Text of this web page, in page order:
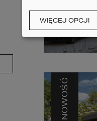
NOWOŚĆ
WIĘCEJ OPCJI